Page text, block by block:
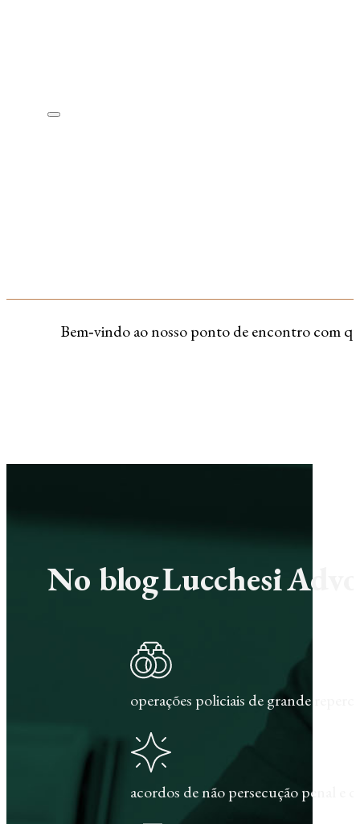
Bem‑vindo ao nosso ponto de encontro com
No blog Lucchesi
operações policiais de grande
acordos de não persecução penal e